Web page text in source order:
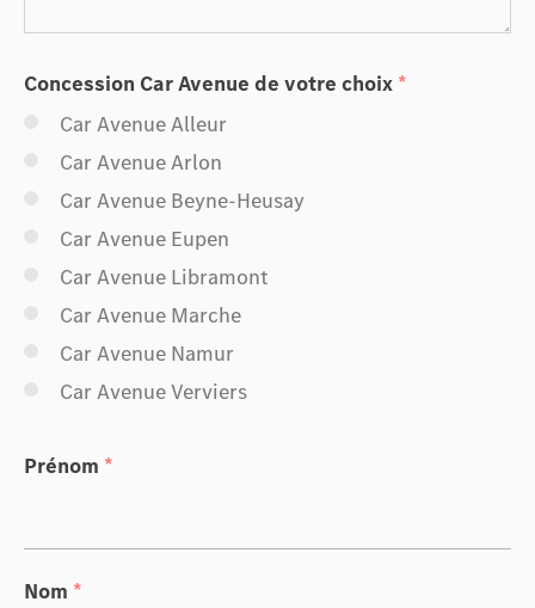
+32 (0)87 32 15 80
Concession Car Avenue de votre choix *
Car Avenue Alleur
Car Avenue Arlon
Car Avenue Beyne-Heusay
Car Avenue Eupen
Car Avenue Libramont
Car Avenue Marche
Car Avenue Namur
Car Avenue Verviers
Prénom *
Nom *